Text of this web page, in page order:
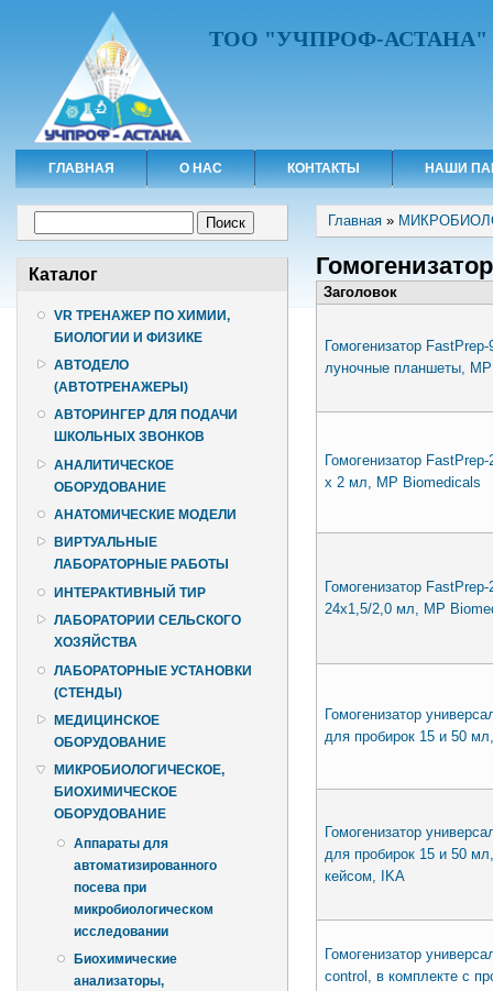
ТОО "УЧПРОФ-АСТАНА"
ГЛАВНАЯ О НАС КОНТАКТЫ НАШИ
Каталог
VR ТРЕНАЖЕР ПО ХИМИИ,
БИОЛОГИИ И ФИЗИКЕ
АВТОДЕЛО
(АВТОТРЕНАЖЕРЫ)
АВТОРИНГЕР ДЛЯ ПОДАЧИ
ШКОЛЬНЫХ ЗВОНКОВ
АНАЛИТИЧЕСКОЕ
ОБОРУДОВАНИЕ
АНАТОМИЧЕСКИЕ МОДЕЛИ
ВИРТУАЛЬНЫЕ
ЛАБОРАТОРНЫЕ РАБОТЫ
ИНТЕРАКТИВНЫЙ ТИР
ЛАБОРАТОРИИ СЕЛЬСКОГО
ХОЗЯЙСТВА
ЛАБОРАТОРНЫЕ УСТАНОВКИ
(СТЕНДЫ)
МЕДИЦИНСКОЕ
ОБОРУДОВАНИЕ
МИКРОБИОЛОГИЧЕСКОЕ,
БИОХИМИЧЕСКОЕ
ОБОРУДОВАНИЕ
Аппараты для
автоматизированного
посева при
микробиологическом
исследовании
Биохимические
анализаторы,
Вы здесь
Главная »
Заголовок
Гомогенизатор
луночные планшеты,
Гомогенизатор
х 2 мл, MP Biomedicals
Гомогенизатор
24x1,5/2,0 мл, MP
Гомогенизатор
для пробирок 15 и 50
Гомогенизатор
для пробирок 15 и 50
кейсом, IKA
Гомогенизатор
control, в комплекте с